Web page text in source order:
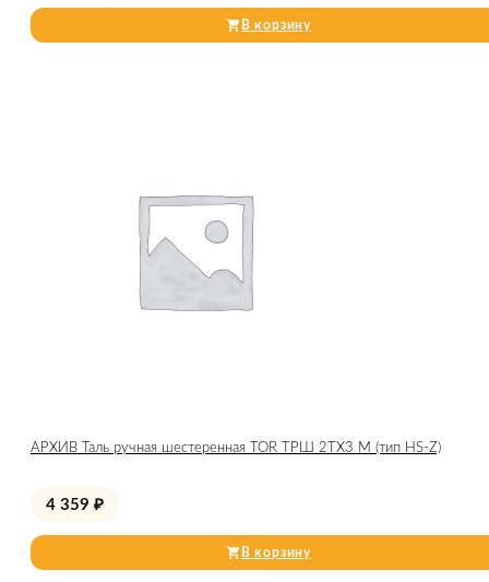
В корзину
АРХИВ Таль ручная шестеренная TOR ТРШ 2ТХ3 М (тип HS-Z)
4 359 ₽
В корзину